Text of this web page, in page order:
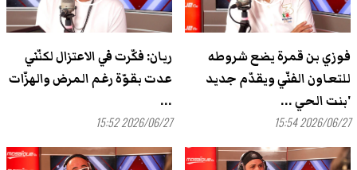
فوزي بن قمرة يضع شروطه
للتعاون الفنّي ويقدّم جديد
'بنت الحي ...
2026/06/27 15:54
ريان: فكّرت في الاعتزال لكنّني
عدت بقوّة رغم المرض والهزّات
...
2026/06/27 15:52